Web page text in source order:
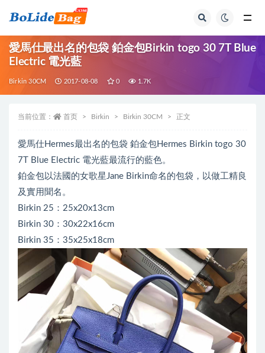
愛馬仕最出名的包袋 鉑金包Birkin togo 30 7T Blue
Electric 電光藍
Birkin 30CM 2017-08-08 0 1.7K
当前位置： 首页 Birkin Birkin 30CM 正文
愛馬仕Hermes最出名的包袋 鉑金包Hermes Birkin togo 30
7T Blue Electric 電光藍最流行的藍色。
鉑金包以法國的女歌星Jane Birkin命名的包袋，以做工精良
及實用聞名。
Birkin 25：25x20x13cm
Birkin 30：30x22x16cm
Birkin 35：35x25x18cm